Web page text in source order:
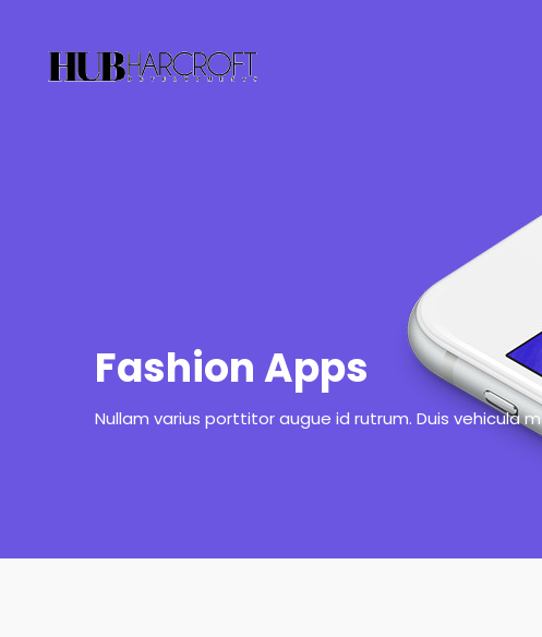
Fashion Apps
Nullam varius porttitor augue id rutrum. Duis vehicula m